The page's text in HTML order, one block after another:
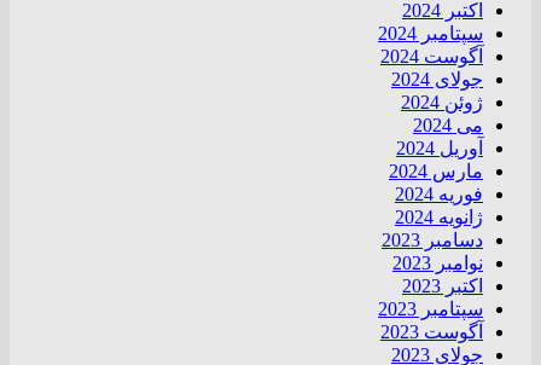
اکتبر 2024
سپتامبر 2024
آگوست 2024
جولای 2024
ژوئن 2024
می 2024
آوریل 2024
مارس 2024
فوریه 2024
ژانویه 2024
دسامبر 2023
نوامبر 2023
اکتبر 2023
سپتامبر 2023
آگوست 2023
جولای 2023